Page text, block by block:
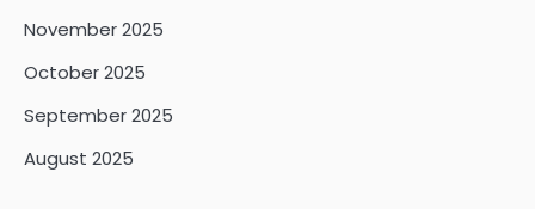
November 2025
October 2025
September 2025
August 2025